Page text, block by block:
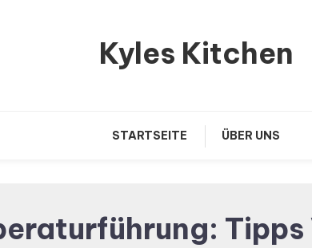
Kyles Kitchen
STARTSEITE ÜBER UNS